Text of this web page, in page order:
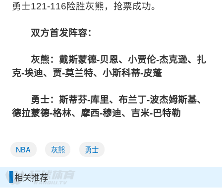
勇士121-116险胜灰熊，抢票成功。
双方首发阵容：
灰熊：戴斯蒙德-贝恩、小贾伦-杰克逊、扎
克-埃迪、贾-莫兰特、小斯科蒂-皮蓬
勇士：斯蒂芬-库里、布兰丁-波杰姆斯基、
德拉蒙德-格林、摩西-穆迪、吉米-巴特勒
NBA 灰熊 勇士
相关推荐